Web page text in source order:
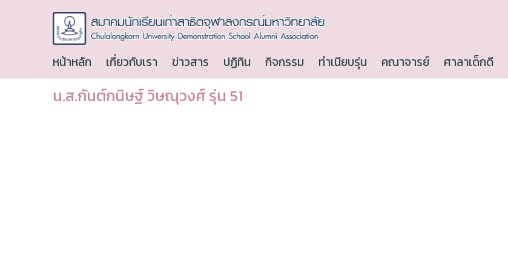
หน้าหลัก เกี่ยวกับเรา ข่าวสาร ปฏิทิน กิจกรรม ทำเนียบรุ่น คณาจารย์ ศาลาเด็กดี
น.ส.กันต์กนิษฐ์ วิษณุวงศ์ รุ่น 51